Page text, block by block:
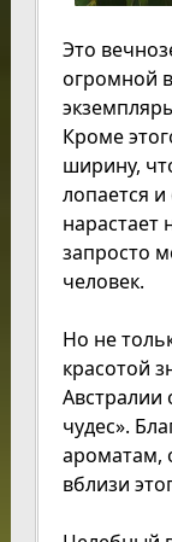
Это
огромной
Кроме
ширину,
лопается и
нарастает
запросто
человек.
Но не
красотой
Австралии
чудес».
ароматам,
вблизи